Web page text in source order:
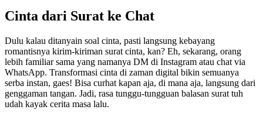
Cinta dari Surat ke Chat
Dulu kalau ditanyain soal cinta, pasti langsung kebayang
romantisnya kirim-kiriman surat cinta, kan? Eh, sekarang, orang
lebih familiar sama yang namanya DM di Instagram atau chat via
WhatsApp. Transformasi cinta di zaman digital bikin semuanya
serba instan, gaes! Bisa curhat kapan aja, di mana aja, langsung dari
genggaman tangan. Jadi, rasa tunggu-tungguan balasan surat tuh
udah kayak cerita masa lalu.